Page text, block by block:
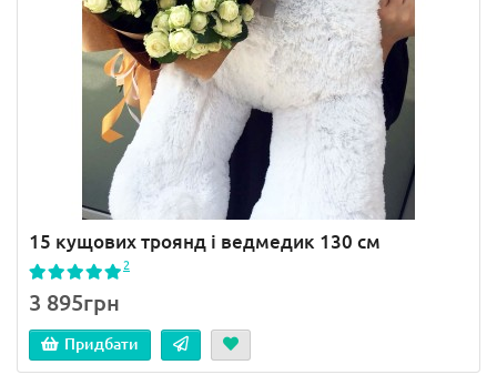
15 кущових троянд і ведмедик 130 см
2
3 895грн
Придбати